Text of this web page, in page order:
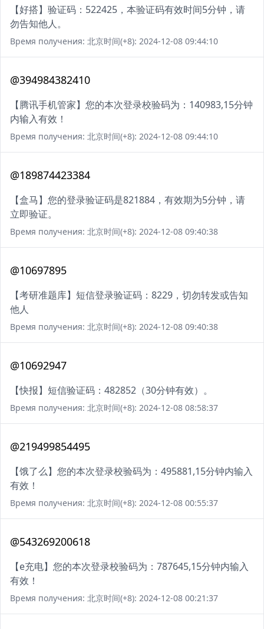
【好搭】验证码：522425，本验证码有效时间5分钟，请
勿告知他人。
Время получения: 北京时间(+8): 2024-12-08 09:44:10
@394984382410
【腾讯手机管家】您的本次登录校验码为：140983,15分钟
内输入有效！
Время получения: 北京时间(+8): 2024-12-08 09:44:10
@189874423384
【盒马】您的登录验证码是821884，有效期为5分钟，请
立即验证。
Время получения: 北京时间(+8): 2024-12-08 09:40:38
@10697895
【考研准题库】短信登录验证码：8229，切勿转发或告知
他人
Время получения: 北京时间(+8): 2024-12-08 09:40:38
@10692947
【快报】短信验证码：482852（30分钟有效）。
Время получения: 北京时间(+8): 2024-12-08 08:58:37
@219499854495
【饿了么】您的本次登录校验码为：495881,15分钟内输入
有效！
Время получения: 北京时间(+8): 2024-12-08 00:55:37
@543269200618
【e充电】您的本次登录校验码为：787645,15分钟内输入
有效！
Время получения: 北京时间(+8): 2024-12-08 00:21:37